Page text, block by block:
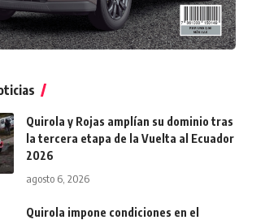
Quirola y Rojas amplían su dominio tras
la tercera etapa de la Vuelta al Ecuador
2026
agosto 6, 2026
Quirola impone condiciones en el